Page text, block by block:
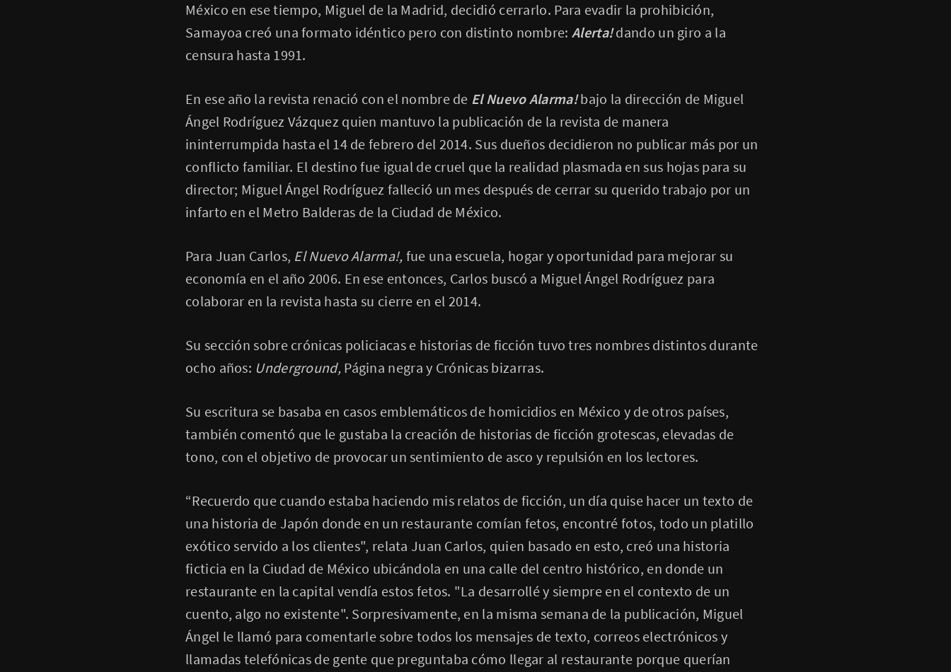
México en ese tiempo, Miguel de la Madrid, decidió cerrarlo. Para evadir la prohibición,
Samayoa creó una formato idéntico pero con distinto nombre: Alerta!dando un giro a la
censura hasta 1991.
En ese año la revista renació con el nombre de El Nuevo Alarma! bajo la dirección de Miguel
Ángel Rodríguez Vázquez quien mantuvo la publicación de la revista de manera
ininterrumpida hasta el 14 de febrero del 2014. Sus dueños decidieron no publicar más por un
conflicto familiar. El destino fue igual de cruel que la realidad plasmada en sus hojas para su
director; Miguel Ángel Rodríguez falleció un mes después de cerrar su querido trabajo por un
infarto en el Metro Balderas de la Ciudad de México.
Para Juan Carlos, El Nuevo Alarma!, fue una escuela, hogar y oportunidad para mejorar su
economía en el año 2006. En ese entonces, Carlos buscó a Miguel Ángel Rodríguez para
colaborar en la revista hasta su cierre en el 2014.
Su sección sobre crónicas policiacas e historias de ficción tuvo tres nombres distintos durante
ocho años: Underground, Página negra y Crónicas bizarras.
Su escritura se basaba en casos emblemáticos de homicidios en México y de otros países,
también comentó que le gustaba la creación de historias de ficción grotescas, elevadas de
tono, con el objetivo de provocar un sentimiento de asco y repulsión en los lectores.
“Recuerdo que cuando estaba haciendo mis relatos de ficción, un día quise hacer un texto de
una historia de Japón donde en un restaurante comían fetos, encontré fotos, todo un platillo
exótico servido a los clientes", relata Juan Carlos, quien basado en esto, creó una historia
ficticia en la Ciudad de México ubicándola en una calle del centro histórico, en donde un
restaurante en la capital vendía estos fetos. "La desarrollé y siempre en el contexto de un
cuento, algo no existente". Sorpresivamente, en la misma semana de la publicación, Miguel
Ángel le llamó para comentarle sobre todos los mensajes de texto, correos electrónicos y
llamadas telefónicas de gente que preguntaba cómo llegar al restaurante porque querían